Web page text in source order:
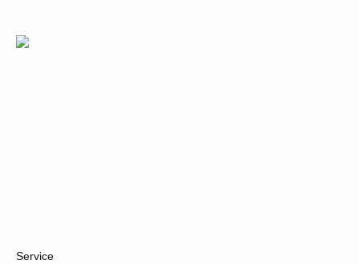
Service